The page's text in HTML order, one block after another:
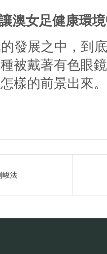
澳女足健康環
發展之中，到
被戴著有色眼
樣的前景出來。
峻法